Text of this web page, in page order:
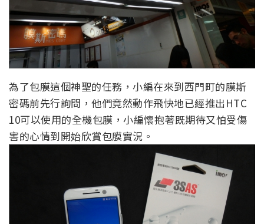
為了包膜這個神聖的任務，小編在來到西門町的膜斯
密碼前先行詢問，他們竟然動作飛快地已經推出HTC
10可以使用的全機包膜，小編懷抱著既期待又怕受傷
害的心情到開始欣賞包膜實況。